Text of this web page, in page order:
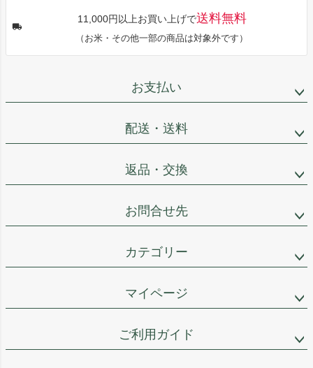
11,000円以上お買い上げで送料無料
（お米・その他一部の商品は対象外です）
お支払い
配送・送料
返品・交換
お問合せ先
カテゴリー
マイページ
ご利用ガイド